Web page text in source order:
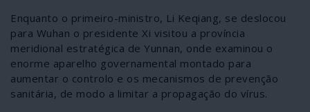
Enquanto o primeiro-ministro, Li Keqiang, se deslocou
para Wuhan o presidente Xi visitou a província
meridional estratégica de Yunnan, onde examinou o
enorme aparelho governamental montado para
aumentar o controlo e os mecanismos de prevenção
sanitária, de modo a limitar a propagação do vírus.